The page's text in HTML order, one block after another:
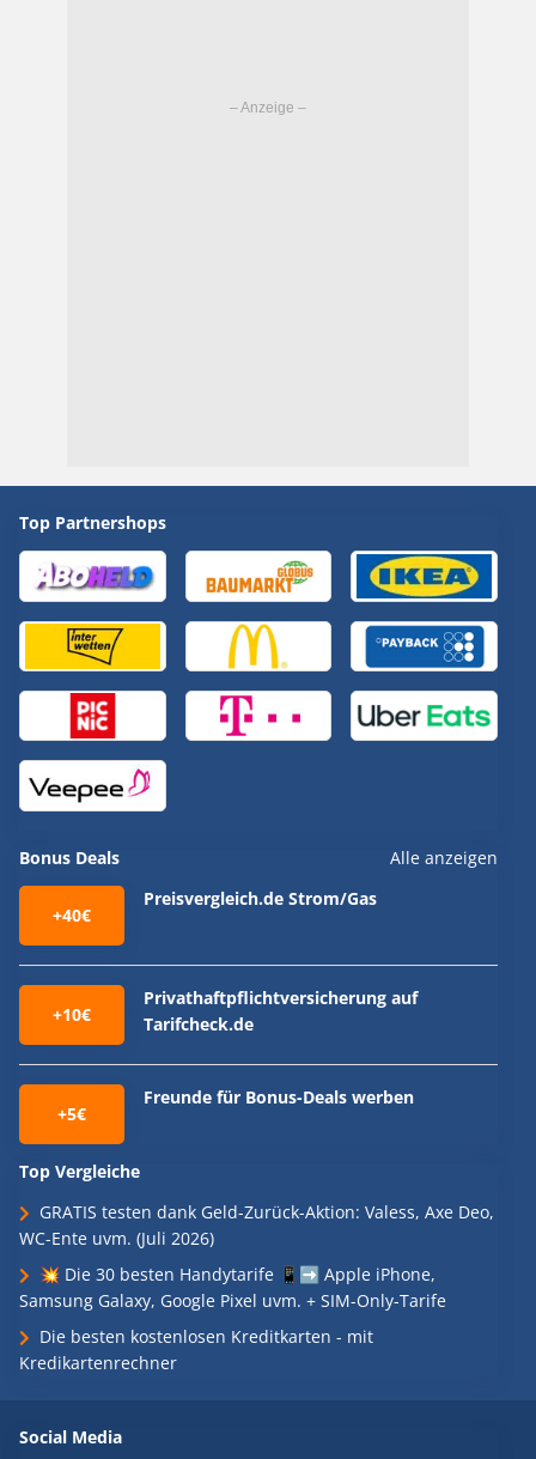
Top Partnershops
Bonus Deals Alle anzeigen
+40€
Preisvergleich.de Strom/Gas
+10€
Privathaftpflichtversicherung auf
Tarifcheck.de
+5€
Freunde für Bonus-Deals werben
Top Vergleiche
GRATIS testen dank Geld-Zurück-Aktion: Valess, Axe Deo,
WC-Ente uvm. (Juli 2026)
💥 Die 30 besten Handytarife 📱➡️ Apple iPhone,
Samsung Galaxy, Google Pixel uvm. + SIM-Only-Tarife
Die besten kostenlosen Kreditkarten - mit
Kredikartenrechner
Social Media